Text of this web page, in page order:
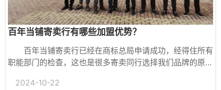
百年当铺寄卖行有哪些加盟优势？
百年当铺寄卖行已经在商标总局申请成功，经得住所有
职能部门的检查，这也是很多寄卖同行选择我们品牌的原因
2024-10-22